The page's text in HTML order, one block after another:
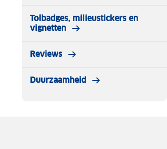
Tolbadges, milieustickers en
vignetten
Reviews
Duurzaamheid